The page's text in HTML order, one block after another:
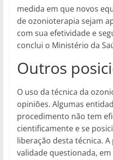
medida em que novos
de ozonioterapia sejam
com sua efetividade e
conclui o Ministério da
Outros
O uso da técnica da
opiniões. Algumas
procedimento não tem
cientificamente e se
liberação desta técnica.
validade questionada,